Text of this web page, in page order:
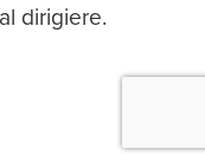
dirigiere.